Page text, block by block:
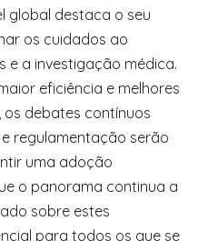
global destaca o seu
os cuidados ao
e a investigação médica.
eficiência e melhores
os debates contínuos
regulamentação serão
uma adoção
o panorama continua a
sobre estes
para todos os que se